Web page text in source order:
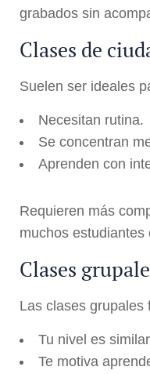
grabados sin
Clases de
Suelen ser ideales
Necesitan rutina.
Se concentran
Aprenden con
Requieren más
muchos estudiantes
Clases
Las clases grupales
Tu nivel es
Te motiva